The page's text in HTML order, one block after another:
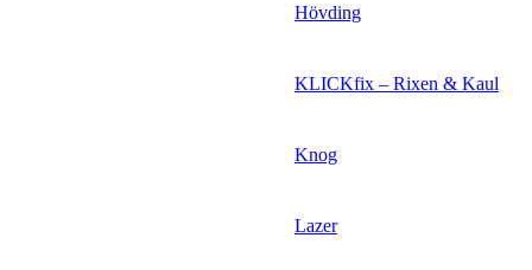
Hövding
KLICKfix – Rixen & Kaul
Knog
Lazer